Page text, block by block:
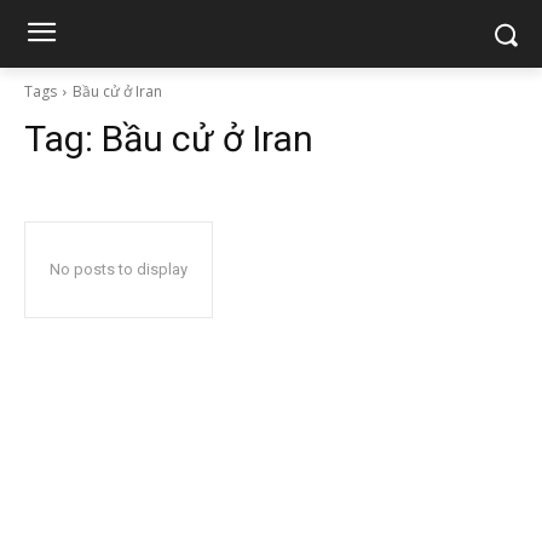
Tags Bầu cử ở Iran
Tag: Bầu cử ở Iran
No posts to display